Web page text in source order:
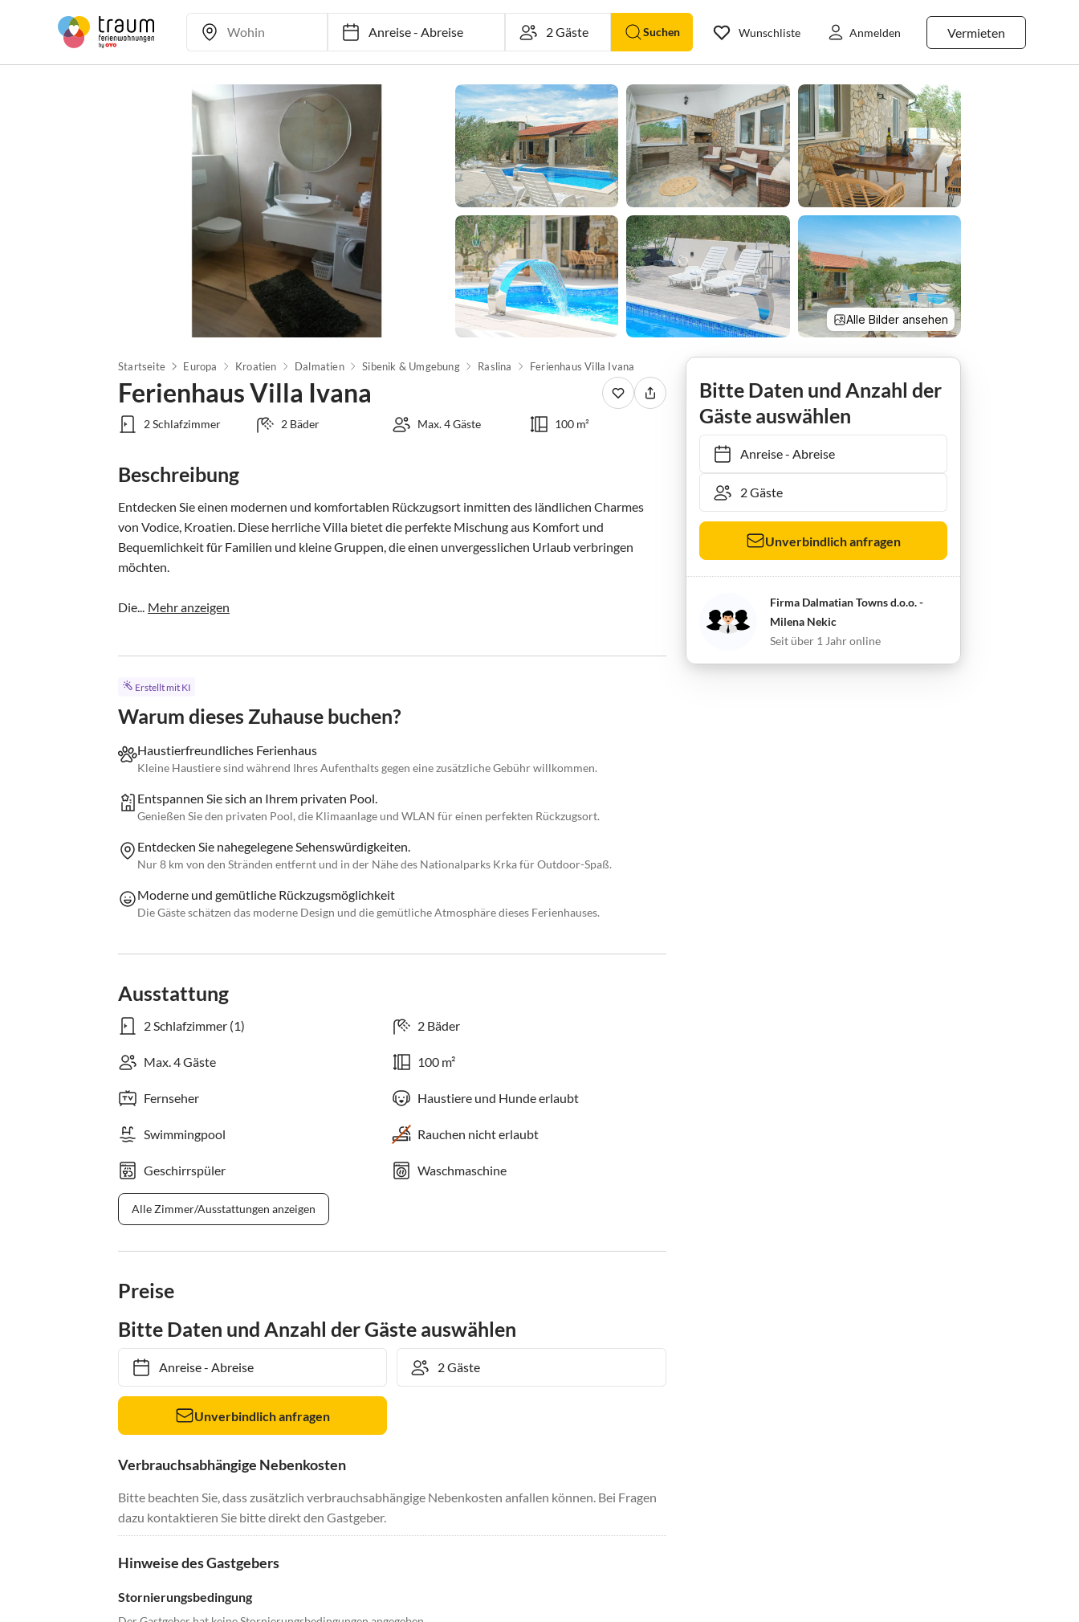
Anreise-Abreise Suchen Vermieten
Wunschliste Anmelden
Alle Bilder ansehen
Startseite Europa Kroatien Dalmatien Sibenik & Umgebung Raslina Ferienhaus Villa Ivana
Ferienhaus Villa Ivana
2 Schlafzimmer 2 Bäder Max. 4 Gäste 100 m²
Beschreibung
Entdecken Sie einen modernen und komfortablen Rückzugsort inmitten des ländlichen Charmes
von Vodice, Kroatien. Diese herrliche Villa bietet die perfekte Mischung aus Komfort und
Bequemlichkeit für Familien und kleine Gruppen, die einen unvergesslichen Urlaub verbringen
möchten.
Die... Mehr anzeigen
Erstellt mit KI
Warum dieses Zuhause buchen?
Haustierfreundliches Ferienhaus
Kleine Haustiere sind während Ihres Aufenthalts gegen eine zusätzliche Gebühr willkommen.
Entspannen Sie sich an Ihrem privaten Pool.
Genießen Sie den privaten Pool, die Klimaanlage und WLAN für einen perfekten Rückzugsort.
Entdecken Sie nahegelegene Sehenswürdigkeiten.
Nur 8 km von den Stränden entfernt und in der Nähe des Nationalparks Krka für Outdoor-Spaß.
Moderne und gemütliche Rückzugsmöglichkeit
Die Gäste schätzen das moderne Design und die gemütliche Atmosphäre dieses Ferienhauses.
Ausstattung
2 Schlafzimmer (1) 2 Bäder
Max. 4 Gäste 100 m²
Fernseher Haustiere und Hunde erlaubt
Swimmingpool Rauchen nicht erlaubt
Geschirrspüler Waschmaschine
Alle Zimmer/Ausstattungen anzeigen
Preise
Bitte Daten und Anzahl der Gäste auswählen
Anreise- Abreise
Unverbindlich anfragen
Verbrauchsabhängige Nebenkosten
Bitte beachten Sie, dass zusätzlich verbrauchsabhängige Nebenkosten anfallen können. Bei Fragen
dazu kontaktieren Sie bitte direkt den Gastgeber.
Hinweise des Gastgebers
Stornierungsbedingung
Bitte Daten und Anzahl der
Gäste auswählen
Anreise- Abreise
Unverbindlich anfragen
Firma Dalmatian Towns d.o.o. -
Milena Nekic
Seit über 1 Jahr online